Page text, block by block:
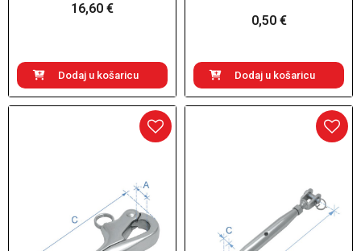
16,60 €
Dodaj u košaricu
0,50 €
Dodaj u košaricu